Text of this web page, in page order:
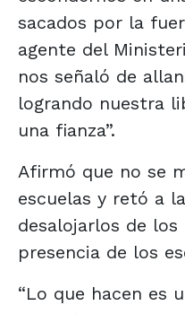
sacados por la
agente del
nos señaló de
logrando nuestra
una fianza”.
Afirmó que no se
escuelas y retó a
desalojarlos de
presencia de los
“Lo que hacen es